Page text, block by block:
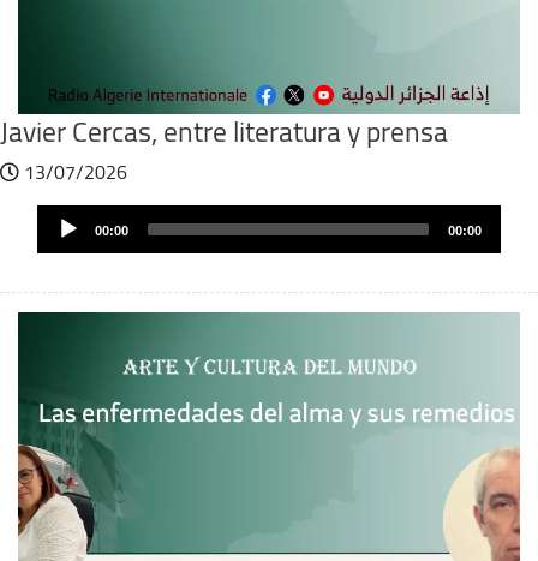
Javier Cercas, entre literatura y prensa
13/07/2026
Archivo
audio
Audio
Player 00:00 00:00